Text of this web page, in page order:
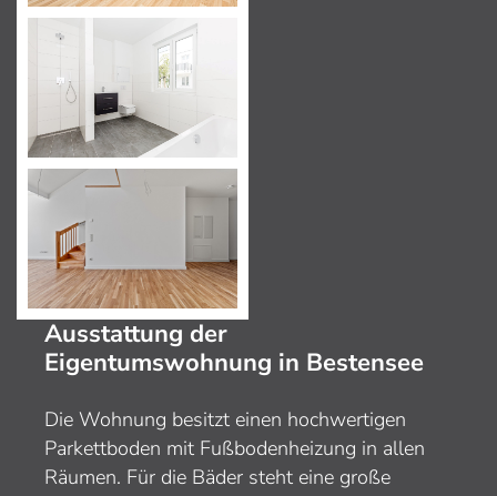
Ausstattung der
Eigentumswohnung in Bestensee
Die Wohnung besitzt einen hochwertigen
Parkettboden mit Fußbodenheizung in allen
Räumen. Für die Bäder steht eine große